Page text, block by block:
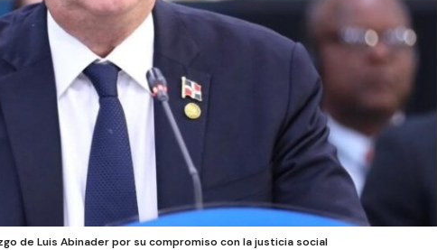
de Luis Abinader por su compromiso con la justicia social